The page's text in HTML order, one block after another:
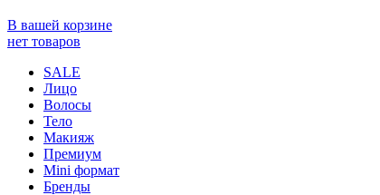
В вашей корзине
нет товаров
SALE
Лицо
Волосы
Тело
Макияж
Премиум
Mini формат
Бренды